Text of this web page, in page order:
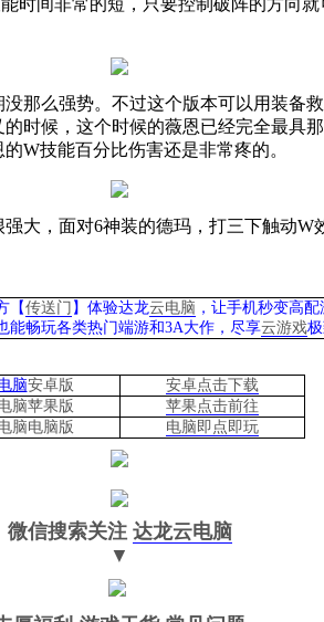
那么强势。不过这个版本可以用装备
时候，这个时候的薇恩已经完全最具
的W技能百分比伤害还是非常疼的。
强大，面对6神装的德玛，打三下触动W
【传送门 】 体验达龙云电脑 ，让手机秒变高
能畅玩各类热门端游和3A大作， 尽享云游戏
脑安卓版
安卓点击下载
脑苹果版
苹果点击前往
脑电脑 版 电脑即点即玩
微信搜索关注 达龙云电脑
▼